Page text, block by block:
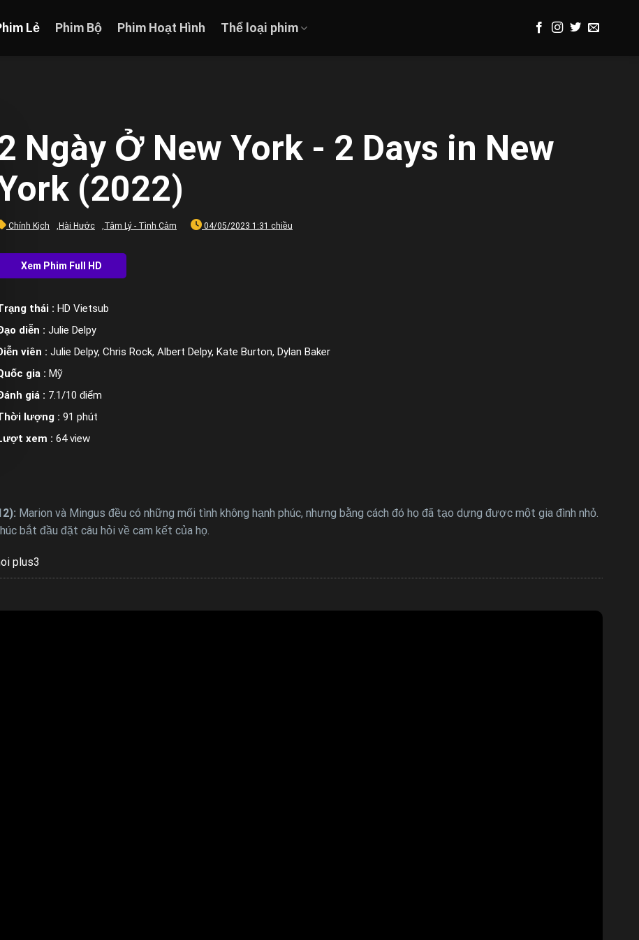
Lẻ Phim Bộ Phim Hoạt Hình Thể loại phim
Ngày Ở New York - 2 Days in New
(2022)
Chính Kịch Hài Hước Tâm Lý - Tình Cảm 04/05/2023 1:31 chiều
thái : HD Vietsub
diễn : Julie Delpy
viên : Julie Delpy, Chris Rock, Albert Delpy, Kate Burton, Dylan Baker
gia : Mỹ
giá : 7.1/10 điểm
lượng : 91 phút
xem : 64 view
Marion và Mingus đều có những mối tình không hạnh phúc, nhưng bằng cách đó họ đã tạo dựng được một gia đình nhỏ.
bắt đầu đặt câu hỏi về cam kết của họ.
plus3